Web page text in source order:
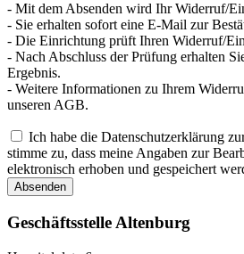
- Mit dem Absenden wird Ihr Widerruf/
- Sie erhalten sofort eine E-Mail zur
- Die Einrichtung prüft Ihren Widerruf/
- Nach Abschluss der Prüfung erhalten
Ergebnis.
- Weitere Informationen zu Ihrem
unseren AGB.
Ich habe die Datenschutzerklärung
stimme zu, dass meine Angaben zur
elektronisch erhoben und gespeichert
Absenden
Geschäftsstelle Altenburg